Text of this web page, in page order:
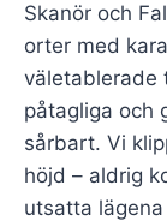
Skanör och
orter med
väletablerade
påtagliga och
sårbart. Vi
höjd – aldrig
utsatta